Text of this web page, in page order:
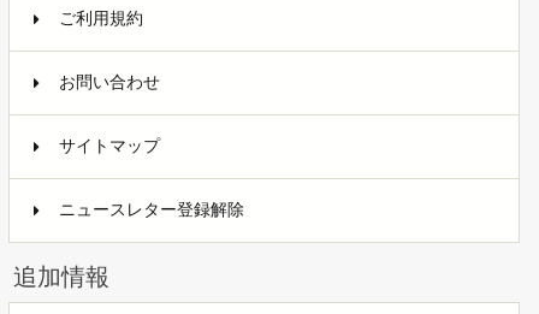
ご利用規約
お問い合わせ
サイトマップ
ニュースレター登録解除
追加情報